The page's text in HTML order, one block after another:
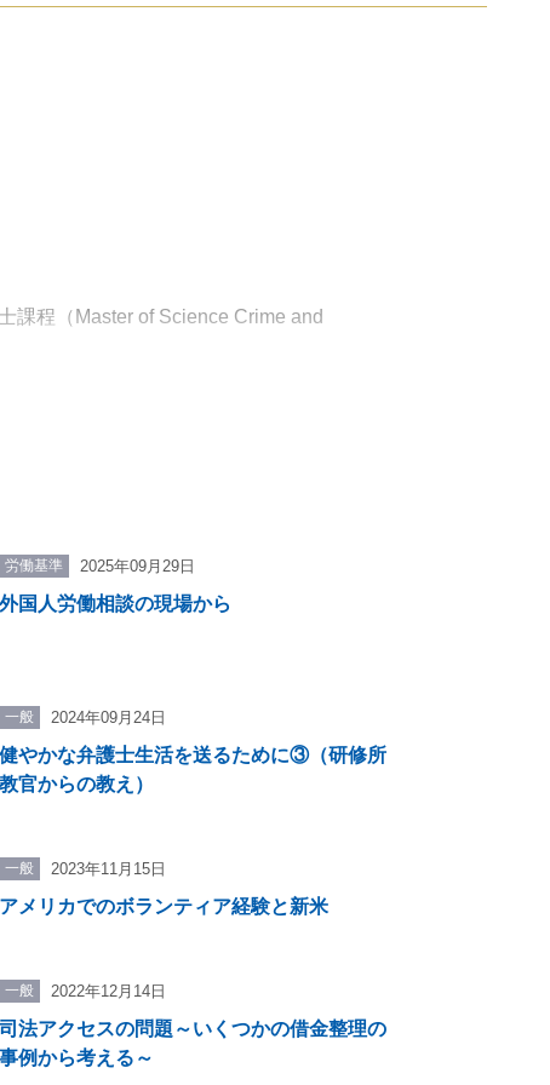
程（Master of Science Crime and
強化プロジェクト（カトマンズ、ネパー
労働基準 2025年09月29日
外国人労働相談の現場から
一般 2024年09月24日
健やかな弁護士生活を送るために③（研修所
教官からの教え）
一般 2023年11月15日
アメリカでのボランティア経験と新米
一般 2022年12月14日
司法アクセスの問題～いくつかの借金整理の
事例から考える～